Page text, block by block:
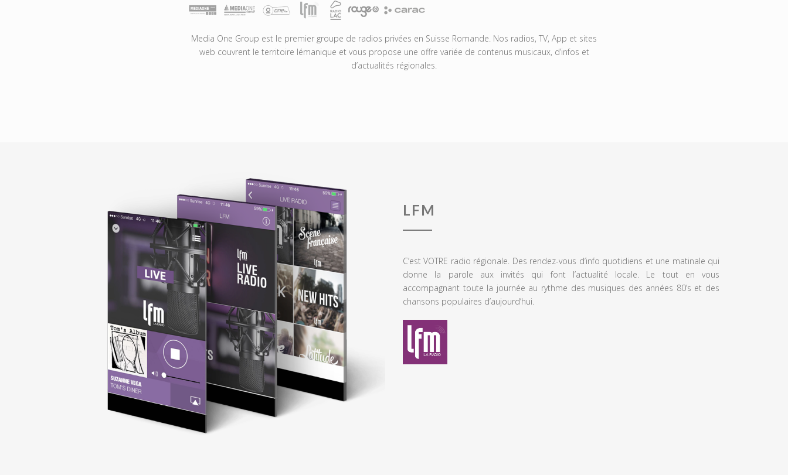
Media One Group est le premier groupe de radios privées en Suisse Romande. Nos radios, TV, App et sites
web couvrent le territoire lémanique et vous propose une offre variée de contenus musicaux, d’infos et
d’actualités régionales.
LFM
C’est VOTRE radio régionale. Des rendez-vous d’info quotidiens et une matinale qui
donne la parole aux invités qui font l’actualité locale. Le tout en vous
accompagnant toute la journée au rythme des musiques des années 80’s et des
chansons populaires d’aujourd’hui.